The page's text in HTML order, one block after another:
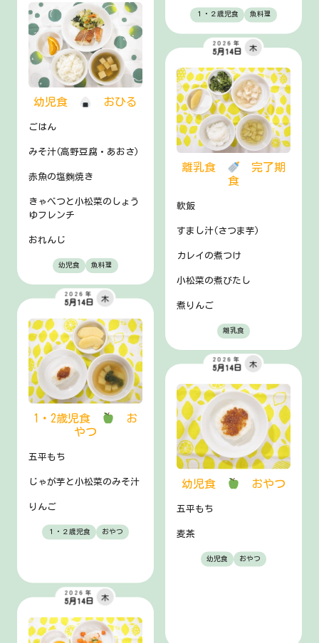
１・２歳児食 魚料理
幼児食 おひる
ごはん
みそ汁(高野豆腐・あおさ)
赤魚の塩麴焼き
きゃべつと小松菜のしょう
ゆフレンチ
おれんじ
幼児食 魚料理
離乳食
完了期
食
2026年
5月14日
木
軟飯
すまし汁(さつま芋)
カレイの煮つけ
小松菜の煮びたし
煮りんご
離乳食
1・2歳児食
お
やつ
2026年
5月14日
木
五平もち
じゃが芋と小松菜のみそ汁
りんご
１・２歳児食 おやつ
幼児食 おやつ
2026年
5月14日
木
五平もち
麦茶
幼児食 おやつ
2026年
5月14日
木